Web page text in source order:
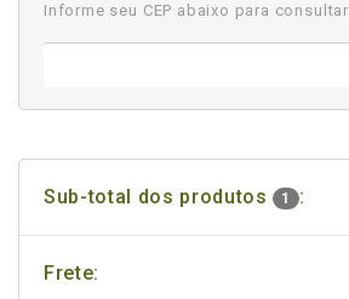
Informe seu CEP abaixo para consultar
Sub-total dos produtos 1 :
Frete: